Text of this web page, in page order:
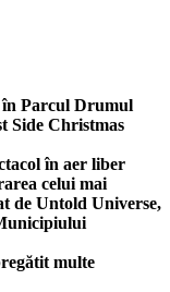
în Parcul Drumul
Side Christmas
în aer liber
celui mai
de Untold Universe,
multe